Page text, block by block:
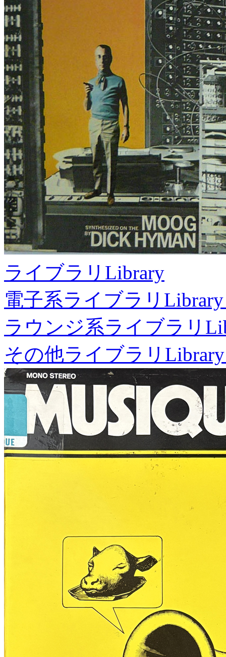
ライブラリ Library
電子系ライブラリ
ラウンジ系ライブラリ
その他ライブラリ